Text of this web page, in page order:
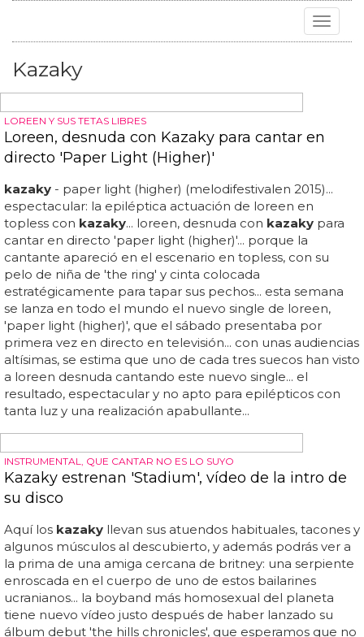
Toggle
Kazaky
LOREEN Y SUS TETAS LIBRES
Loreen, desnuda con Kazaky para cantar en
directo 'Paper Light (Higher)'
kazaky- paper light (higher) (melodifestivalen 2015)...
cantar en directo 'paper light (higher)'... porque la
cantante apareció en el escenario en topless, con su
pelo de niña de 'the ring' y cinta colocada
se lanza en todo el mundo el nuevo single de loreen,
'paper light (higher)', que el sábado presentaba por
primera vez en directo en televisión... con unas audiencias
altísimas, se estima que uno de cada tres suecos han visto
a loreen desnuda cantando este nuevo single... el
resultado, espectacular y no apto para epilépticos con
tanta luz y una realización apabullante...